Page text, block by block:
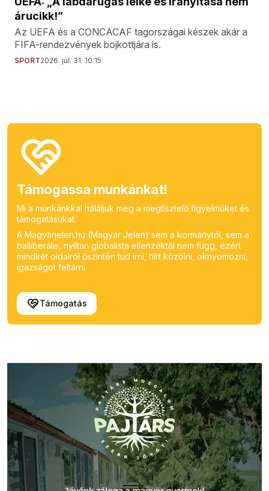
árucikk!”
Az UEFA és a CONCACAF tagországai készek akár a
FIFA-rendezvények bojkottjára is.
SPORT2026. júl. 31. 10:15
Támogassa munkánkat!
Mi a munkánkkal háláljuk meg a megtisztelő figyelmüket és
támogatásukat.
A Magyarjelen.hu (Magyar Jelen) sem a kormánytól, sem a
balliberális, nyíltan globalista ellenzéktől nem függ, ezért
mindkét oldalról őszintén tud írni, hírt közölni, oknyomozni,
igazságot feltárni.
Támogatás